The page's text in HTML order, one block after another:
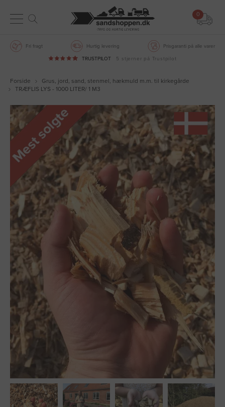
0
Fri fragt Hurtig levering Prisgaranti på alle varer
TRUSTPILOT 5 stjerner på Trustpilot
Forside
Grus, jord, sand, stenmel, hækmuld m.m. til kirkegårde
TRÆFLIS LYS - 1000 LITER/ 1 M3